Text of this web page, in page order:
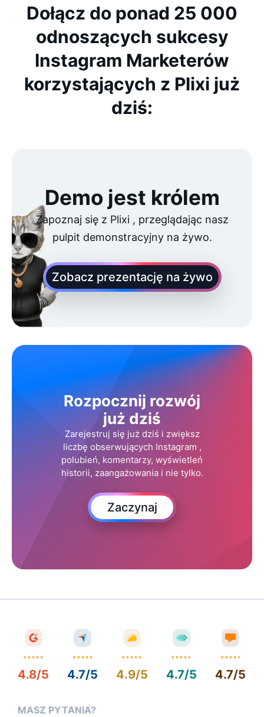
Dołącz do ponad 25 000
odnoszących sukcesy
Instagram Marketerów
korzystających z Plixi już
dziś:
Demo jest królem
Zapoznaj się z Plixi , przeglądając nasz
pulpit demonstracyjny na żywo.
Zobacz prezentację na żywo
Rozpocznij rozwój
już dziś
Zarejestruj się już dziś i zwiększ
liczbę obserwujących Instagram ,
polubień, komentarzy, wyświetleń
historii, zaangażowania i nie tylko.
Zaczynaj
4.8/5 4.7/5 4.9/5 4.7/5 4.7/5
MASZ PYTANIA?